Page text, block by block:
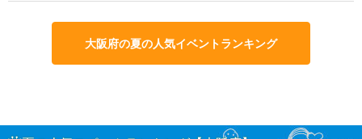
大阪府の夏の人気イベントランキング